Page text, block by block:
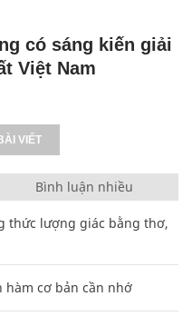
có sáng kiến giải
Việt Nam
VIẾT
Bình luận nhiều
thức lượng giác bằng thơ,
hàm cơ bản cần nhớ